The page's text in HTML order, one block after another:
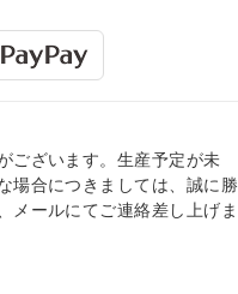
ございます。生産予定が未
場合につきましては、誠に勝
メールにてご連絡差し上げま